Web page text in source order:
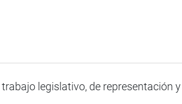
legislativo, de representación